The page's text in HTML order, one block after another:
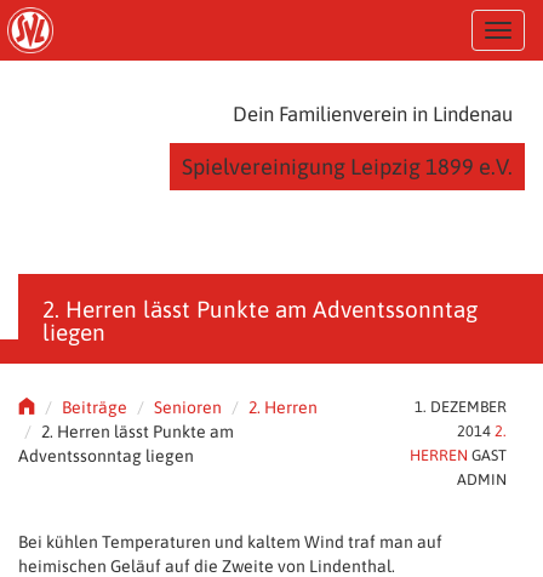
i
T
o
n
g
Dein Familienverein in Lindenau
Spielvereinigung Leipzig 1899 e.V.
2. Herren lässt Punkte am Adventssonntag
liegen
Beiträge Senioren
2. Herren
2. Herren lässt Punkte am
Adventssonntag liegen
1. DEZEMBER
2014 2.
HERREN GAST
ADMIN
Bei kühlen Temperaturen und kaltem Wind traf man auf
heimischen Geläuf auf die Zweite von Lindenthal.